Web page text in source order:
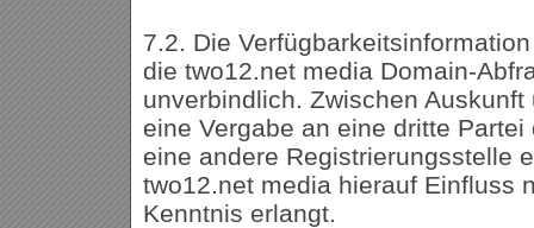
7.2. Die
die two12.net media Domain-
unverbindlich. Zwischen
eine Vergabe an eine dritte
eine andere Registrierungsstelle
two12.net media hierauf Einfluss
Kenntnis erlangt.